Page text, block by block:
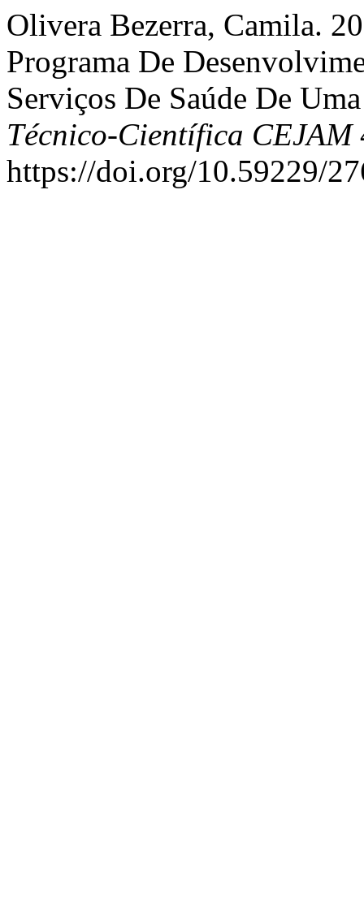
Olivera Bezerra, Camila.
Programa De
Serviços De Saúde De
Técnico-Científica CEJAM
https://doi.org/10.59229/